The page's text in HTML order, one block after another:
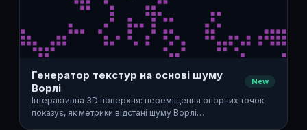
Генератор текстур на основі шуму
Ворлі
New
Інтерактивна 3D поверхня: переміщення опорних точок
показує, як метрики відстані шуму Ворлі…